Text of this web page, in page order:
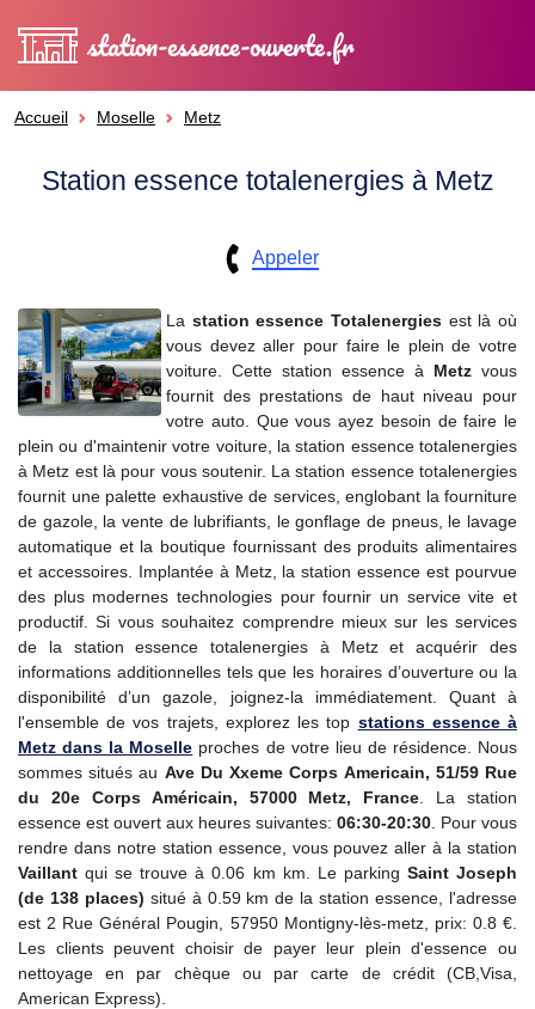
station-essence-ouverte.fr
Accueil Moselle Metz
Station essence totalenergies à Metz
Appeler
La station essence Totalenergies est là où
vous devez aller pour faire le plein de votre
voiture. Cette station essence à Metz vous
fournit des prestations de haut niveau pour
votre auto. Que vous ayez besoin de faire le
plein ou d'maintenir votre voiture, la station essence totalenergies
à Metz est là pour vous soutenir. La station essence totalenergies
fournit une palette exhaustive de services, englobant la fourniture
de gazole, la vente de lubrifiants, le gonflage de pneus, le lavage
automatique et la boutique fournissant des produits alimentaires
et accessoires. Implantée à Metz, la station essence est pourvue
des plus modernes technologies pour fournir un service vite et
productif. Si vous souhaitez comprendre mieux sur les services
de la station essence totalenergies à Metz et acquérir des
informations additionnelles tels que les horaires d’ouverture ou la
disponibilité d’un gazole, joignez-la immédiatement. Quant à
l'ensemble de vos trajets, explorez les top stations essence à
Metz dans la Moselle proches de votre lieu de résidence. Nous
sommes situés au Ave Du Xxeme Corps Americain, 51/59 Rue
du 20e Corps Américain, 57000 Metz, France . La station
essence est ouvert aux heures suivantes: 06:30-20:30 . Pour vous
rendre dans notre station essence, vous pouvez aller à la station
Vaillant qui se trouve à 0.06 km km. Le parking Saint Joseph
(de 138 places) situé à 0.59 km de la station essence, l'adresse
est 2 Rue Général Pougin, 57950 Montigny-lès-metz, prix: 0.8 €.
Les clients peuvent choisir de payer leur plein d'essence ou
nettoyage en par chèque ou par carte de crédit (CB,Visa,
American Express).